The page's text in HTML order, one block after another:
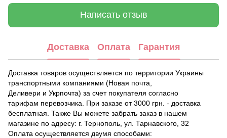
Написать отзыв
Доставка Оплата Гарантия
Доставка товаров осуществляется по территории Украины
транспортными компаниями (Новая почта,
Деливери и Укрпочта) за счет покупателя согласно
тарифам перевозчика. При заказе от 3000 грн. - доставка
бесплатная. Также Вы можете забрать заказ в нашем
магазине по адресу: г. Тернополь, ул. Тарнавского, 32
Оплата осуществляется двумя способами: